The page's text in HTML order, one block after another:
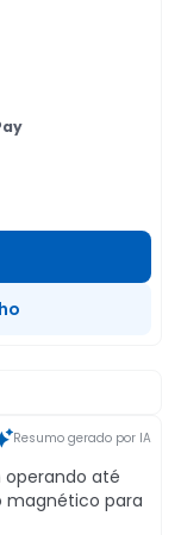
Resumo gerado por IA
operando até
magnético para